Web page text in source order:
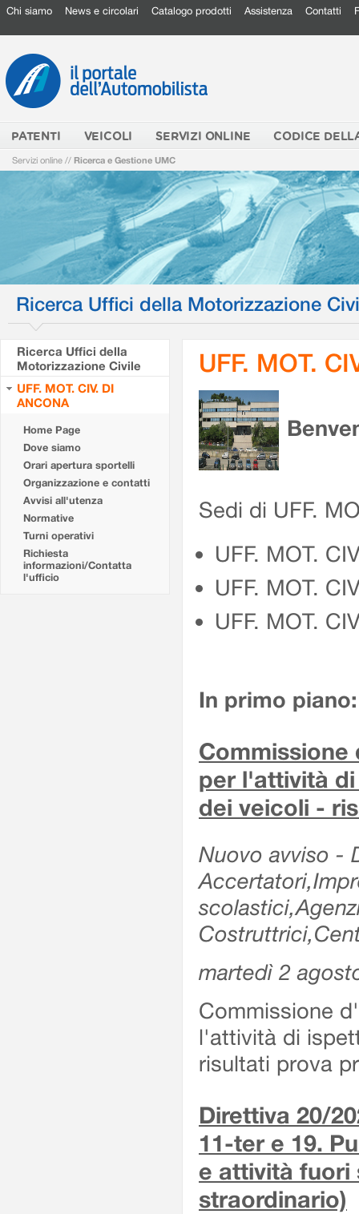
Chi siamo News e circolari Catalogo prodotti Assistenza Contatti
PATENTI VEICOLI SERVIZI ONLINE CODICE
Servizi online // Ricerca e Gestione UMC
Ricerca Uffici della Motorizzazione
Ricerca Uffici della
Motorizzazione Civile
UFF. MOT. CIV. DI
ANCONA
Home Page
Dove siamo
Orari apertura sportelli
Organizzazione e contatti
Avvisi all'utenza
Normative
Turni operativi
Richiesta
informazioni/Contatta
l'ufficio
UFF. MOT.
Sedi di UFF.
UFF. MOT.
UFF. MOT.
UFF. MOT.
In primo piano:
per l'attività
dei veicoli -
Nuovo avviso -
martedì 2
Commissione
l'attività di
risultati prova
Direttiva 20/
11-ter e 19.
e attività fuori
straordinario)